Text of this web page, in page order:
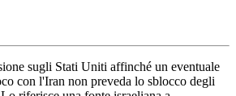
sugli Stati Uniti affinché un eventuale
con l'Iran non preveda lo sblocco degli